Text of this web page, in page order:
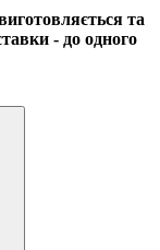
та
- до одного